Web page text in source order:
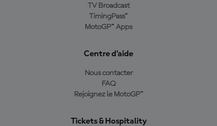
TV Broadcast
TimingPass™
MotoGP™ Apps
Centre d'aide
Nous contacter
FAQ
Rejoignez le MotoGP™
Tickets & Hospitality